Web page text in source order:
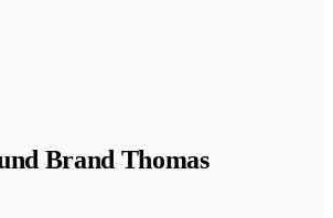
Brand Thomas